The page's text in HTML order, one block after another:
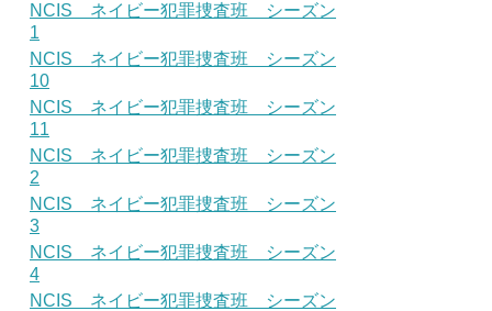
NCIS ネイビー犯罪捜査班 シーズン
1
NCIS ネイビー犯罪捜査班 シーズン
10
NCIS ネイビー犯罪捜査班 シーズン
11
NCIS ネイビー犯罪捜査班 シーズン
2
NCIS ネイビー犯罪捜査班 シーズン
3
NCIS ネイビー犯罪捜査班 シーズン
4
NCIS ネイビー犯罪捜査班 シーズン